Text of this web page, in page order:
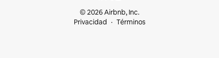
© 2026 Airbnb, Inc.
Privacidad
Términos